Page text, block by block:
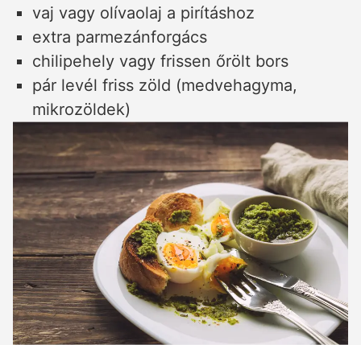
vaj vagy olívaolaj a pirításhoz
extra parmezánforgács
chilipehely vagy frissen őrölt bors
pár levél friss zöld (medvehagyma,
mikrozöldek)